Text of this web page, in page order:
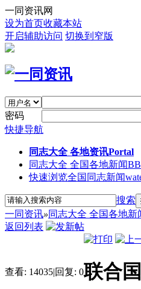
一同资讯网
设为首页收藏本站
开启辅助访问 切换到窄版
密码
快捷导航
同志大全 各地资讯Portal
同志大全 全国各地新闻
快速浏览全国同志新闻
搜索
一同资讯»同志大全 全国各地新
返回列表
查看: 14035|回复: 0联合